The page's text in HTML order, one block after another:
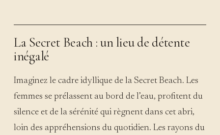
La Secret Beach : un lieu de détente
inégalé
Imaginez le cadre idyllique de la Secret Beach. Les
femmes se prélassent au bord de l’eau, profitent du
silence et de la sérénité qui règnent dans cet abri,
loin des appréhensions du quotidien. Les rayons du